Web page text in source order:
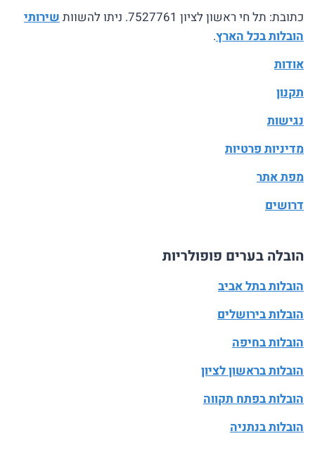
כתובת: תל חי ראשון לציון 7527761. ניתו להשוות
שירותי
הובלות בכל הארץ.
אודות
תקנון
נגישות
מדיניות פרטיות
מפת אתר
דרושים
הובלה בערים פופולריות
הובלות בתל אביב
הובלות בירושלים
הובלות בחיפה
הובלות בראשון לציון
הובלות בפתח תקווה
הובלות בנתניה